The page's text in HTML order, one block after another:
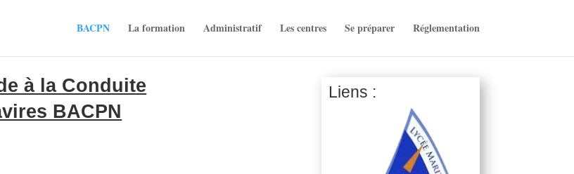
BACPN La formation Administratif Les centres Se préparer Réglementation
à la Conduite
BACPN
Liens :